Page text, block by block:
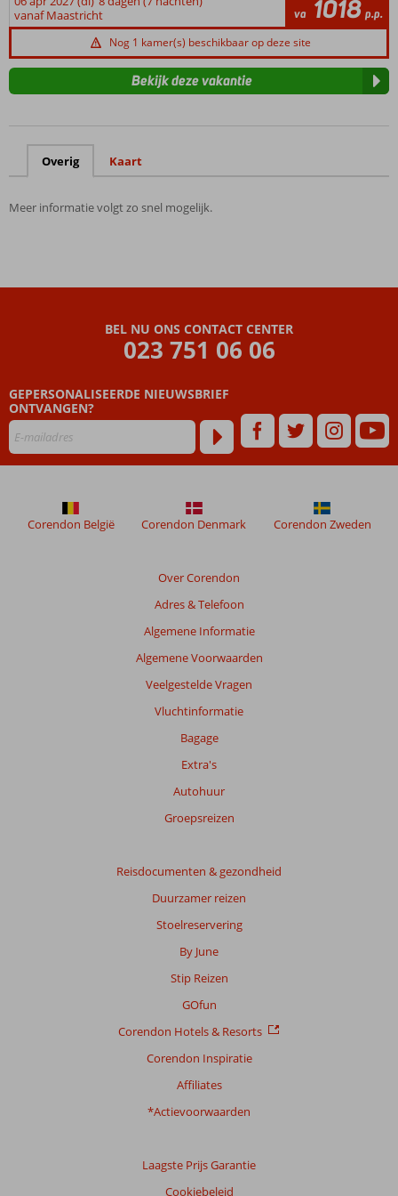
vanaf Maastricht
va 1018 p.p.
Nog 1 kamer(s) beschikbaar op deze site
Bekijk deze vakantie
Overig Kaart
Meer informatie volgt zo snel mogelijk.
BEL NU ONS CONTACT CENTER
023 751 06 06
GEPERSONALISEERDE NIEUWSBRIEF
ONTVANGEN?
Over Corendon
Adres & Telefoon
Algemene Informatie
Algemene Voorwaarden
Veelgestelde Vragen
Vluchtinformatie
Bagage
Extra's
Autohuur
Groepsreizen
Reisdocumenten & gezondheid
Duurzamer reizen
Stoelreservering
By June
Stip Reizen
GOfun
Corendon Hotels & Resorts
Corendon Inspiratie
Affiliates
*Actievoorwaarden
Laagste Prijs Garantie
Cookiebeleid
Corendon België Corendon Denmark Corendon Zweden